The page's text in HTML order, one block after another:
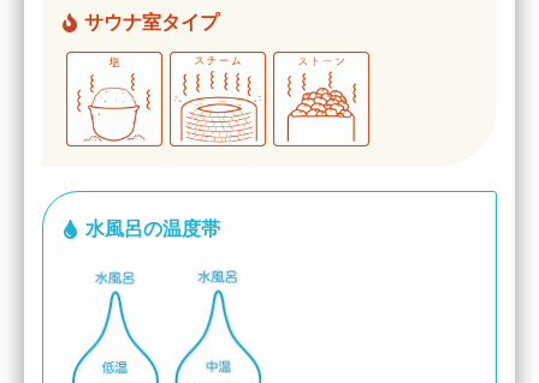
サウナ室タイプ
水風呂の温度帯